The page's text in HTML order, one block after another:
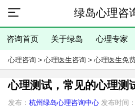
绿岛心理咨
咨询首页 关于绿岛 心理专家
心理咨询 > 心理医生咨询 > 心理医生免
心理测试，常见的心理测
发布： 杭州绿岛心理咨询中心发布时间